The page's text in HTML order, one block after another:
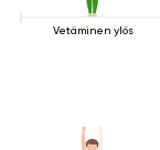
Vetäminen ylös